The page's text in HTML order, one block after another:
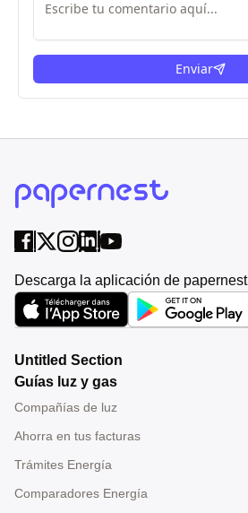
Enviar
Descarga la aplicación de papernest
Untitled Section
Guías luz y gas
Compañías de luz
Ahorra en tus facturas
Trámites Energía
Comparadores Energía